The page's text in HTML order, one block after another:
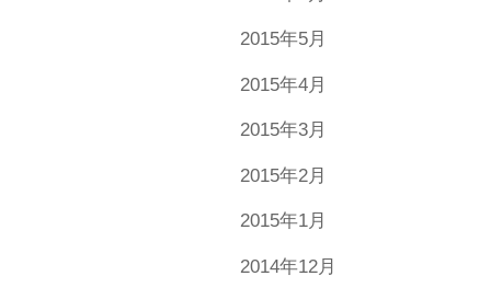
2015年5月
2015年4月
2015年3月
2015年2月
2015年1月
2014年12月